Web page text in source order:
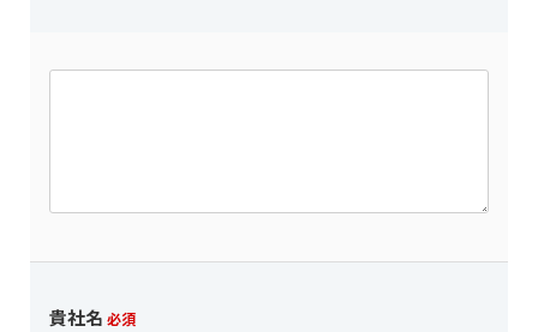
貴社名 必須